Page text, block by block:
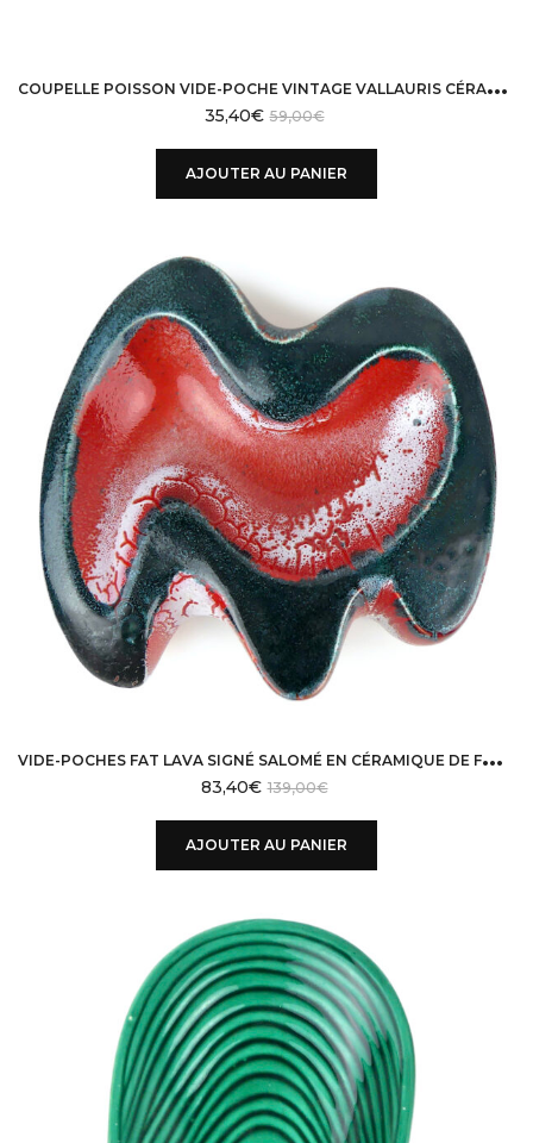
C
OUPELLE POISSON VIDE-POCHE VINTAGE VALLAURIS CÉRAMIQUE ROSE ET NOIR MI-XXE
59,00€
35,40€
AJOUTER AU PANIER
V
IDE-POCHES FAT LAVA SIGNÉ SALOMÉ EN CÉRAMIQUE DE FORME LIBRE DESIGN 50 VALLAURIS
139,00€
83,40€
AJOUTER AU PANIER